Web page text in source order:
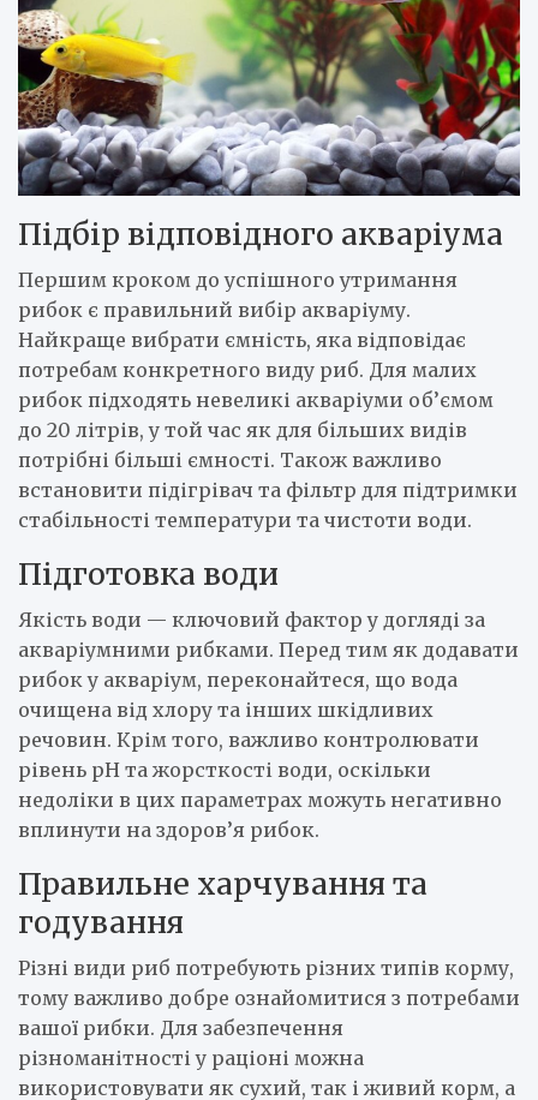
Підбір відповідного акваріума
Першим кроком до успішного утримання
рибок є правильний вибір акваріуму.
Найкраще вибрати ємність, яка відповідає
потребам конкретного виду риб. Для малих
рибок підходять невеликі акваріуми об’ємом
до 20 літрів, у той час як для більших видів
потрібні більші ємності. Також важливо
встановити підігрівач та фільтр для підтримки
стабільності температури та чистоти води.
Підготовка води
Якість води — ключовий фактор у догляді за
акваріумними рибками. Перед тим як додавати
рибок у акваріум, переконайтеся, що вода
очищена від хлору та інших шкідливих
речовин. Крім того, важливо контролювати
рівень pH та жорсткості води, оскільки
недоліки в цих параметрах можуть негативно
вплинути на здоров’я рибок.
Правильне харчування та
годування
Різні види риб потребують різних типів корму,
тому важливо добре ознайомитися з потребами
вашої рибки. Для забезпечення
різноманітності у раціоні можна
використовувати як сухий, так і живий корм, а